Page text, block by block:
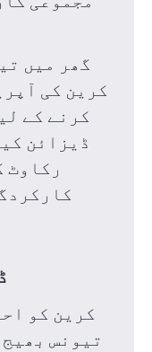
گھر میں
کرین کی
کرنے کے
ڈیزائن
رکاوٹ
کرین کو
تیونس